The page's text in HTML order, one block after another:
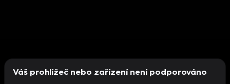
Váš prohlížeč nebo zařízení není podporováno